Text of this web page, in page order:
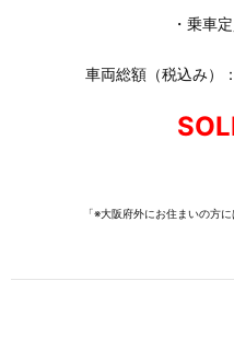
・乗車
車両総額（税込み）：
「※大阪府外にお住まいの方